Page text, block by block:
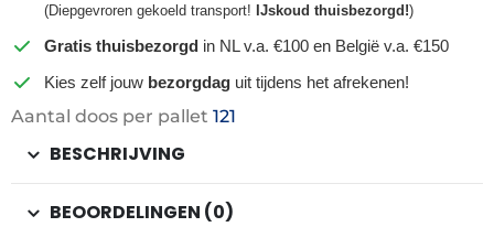
(Diepgevroren gekoeld transport! IJskoud thuisbezorgd!)
Gratis thuisbezorgd in NL v.a. €100 en België v.a. €150
Kies zelf jouw bezorgdag uit tijdens het afrekenen!
Aantal doos per pallet 121
BESCHRIJVING
BEOORDELINGEN (0)